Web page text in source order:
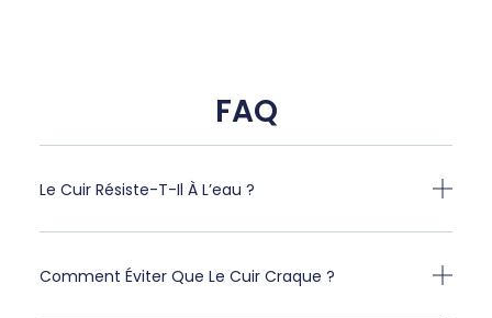
FAQ
Le Cuir Résiste-T-Il À L’eau ?
Comment Éviter Que Le Cuir Craque ?